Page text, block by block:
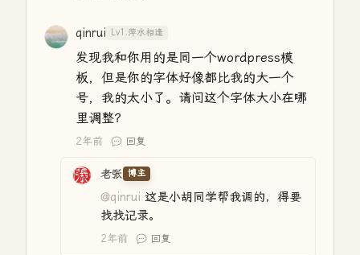
qinrui Lv1.萍水相逢
发现我和你用的是同一个wordpress模
板，但是你的字体好像都比我的大一个
号，我的太小了。请问这个字体大小在哪
里调整？
2年前 回复
老张 博主
@qinrui 这是小胡同学帮我调的，得要
找找记录。
2年前 回复